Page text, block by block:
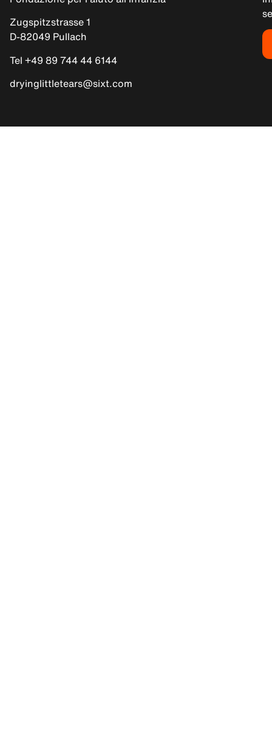
Zugspitzstrasse 1
D-82049 Pullach
Tel +49 89 744 44 6144
dryinglittletears@sixt.com